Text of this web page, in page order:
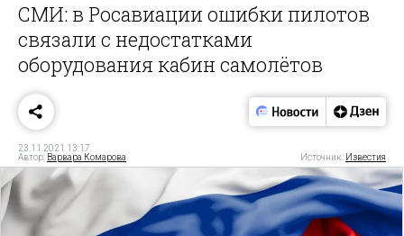
СМИ: в Росавиации ошибки пилотов
связали с недостатками
оборудования кабин самолётов
23.11.2021 13:17
Автор: Варвара Комарова Источник: Известия